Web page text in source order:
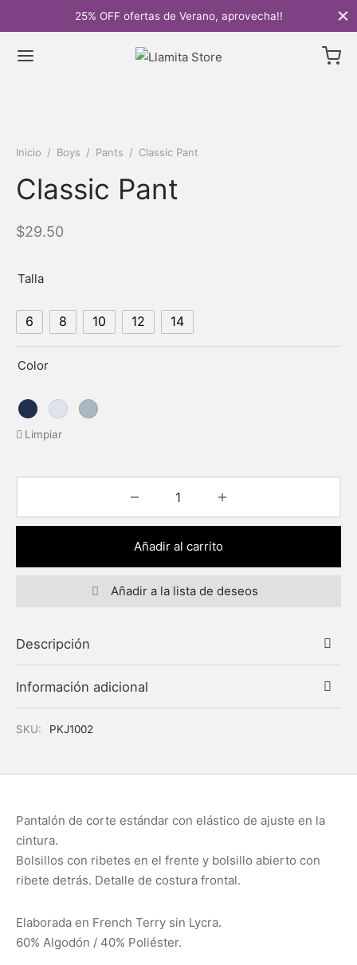
25% OFF ofertas de Verano, aprovecha!!
Inicio / Boys / Pants / Classic Pant
Classic Pant
$29.50
Talla
6 8 10 12 14
Color
Limpiar
Añadir al carrito
Añadir a la lista de deseos
Descripción
Información adicional
SKU: PKJ1002
Pantalón de corte estándar con elástico de ajuste en la
cintura.
Bolsillos con ribetes en el frente y bolsillo abierto con
ribete detrás. Detalle de costura frontal.
Elaborada en French Terry sin Lycra.
60% Algodón / 40% Poliéster.